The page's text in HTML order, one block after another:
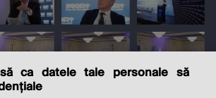
ca datele tale personale să